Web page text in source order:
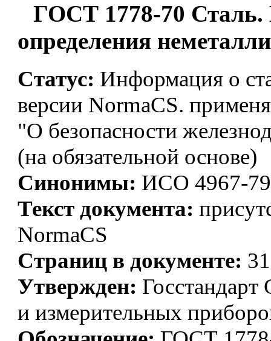
ГОСТ 1778-70 Сталь.
определения
Статус: Информация о
версии NormaCS.
"О безопасности
(на обязательной основе)
Синонимы: ИСО 4967-79
Текст документа:
NormaCS
Страниц в документе: 31
Утвержден:
и измерительных